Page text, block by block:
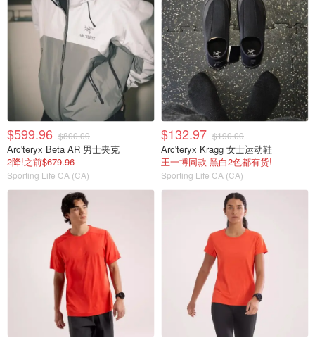
$599.96 $800.00
Arc'teryx Beta AR 男士夹克
2降!之前$679.96
Sporting Life CA (CA)
$132.97 $190.00
Arc'teryx Kragg 女士运动鞋
王一博同款 黑白2色都有货!
Sporting Life CA (CA)